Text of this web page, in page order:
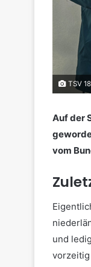
TSV
Auf der
vom
und
vorzeitig